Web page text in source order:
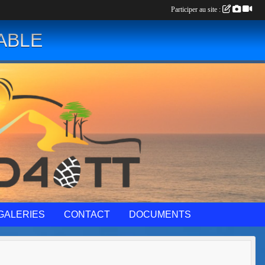
CONTACT DOCUMENTS
Participer au site :